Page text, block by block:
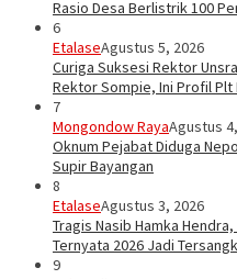
Rasio Desa Berlistrik 100
6
EtalaseAgustus 5, 2026
Curiga Suksesi Rektor
Rektor Sompie, Ini Profil
7
Mongondow RayaAgustus
Oknum Pejabat Diduga
Supir Bayangan
8
EtalaseAgustus 3, 2026
Tragis Nasib Hamka
Ternyata 2026 Jadi
9